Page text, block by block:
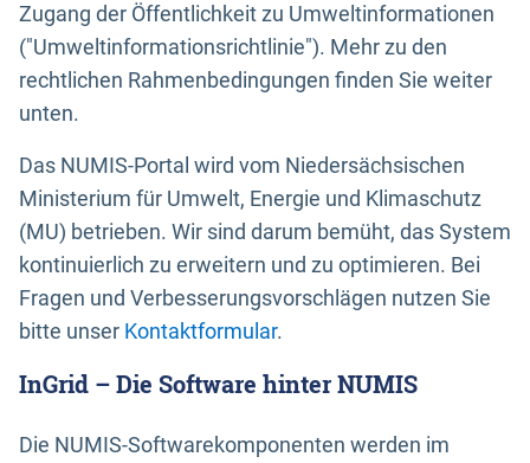
Zugang der Öffentlichkeit zu Umweltinformationen
("Umweltinformationsrichtlinie"). Mehr zu den
rechtlichen Rahmenbedingungen finden Sie weiter
unten.
Das NUMIS-Portal wird vom Niedersächsischen
Ministerium für Umwelt, Energie und Klimaschutz
(MU) betrieben. Wir sind darum bemüht, das System
kontinuierlich zu erweitern und zu optimieren. Bei
Fragen und Verbesserungsvorschlägen nutzen Sie
bitte unser Kontaktformular.
InGrid – Die Software hinter NUMIS
Die NUMIS-Softwarekomponenten werden im